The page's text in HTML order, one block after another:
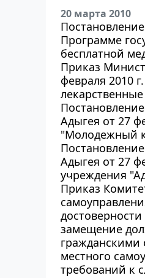
20 марта 2010
Программе
бесплатной
Приказ
февраля 2010
Адыгея от 27
"Молодежный
Адыгея от 27
учреждения
Приказ
замещение
гражданскими
местного
требований к